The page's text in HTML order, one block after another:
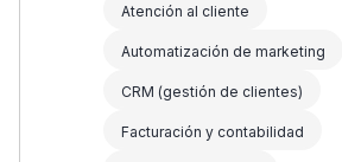
Atención al cliente
Automatización de marketing
CRM (gestión de clientes)
Facturación y contabilidad